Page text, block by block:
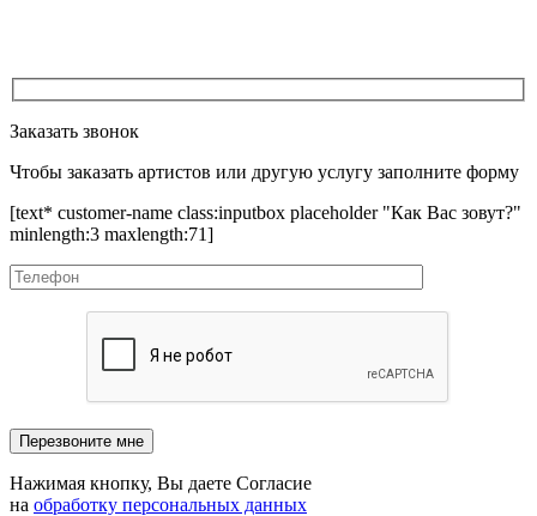
Заказать звонок
Чтобы заказать артистов или другую услугу заполните форму
[text* customer-name class:inputbox placeholder "Как Вас зовут?"
minlength:3 maxlength:71]
Нажимая кнопку, Вы даете Согласие
на обработку персональных данных